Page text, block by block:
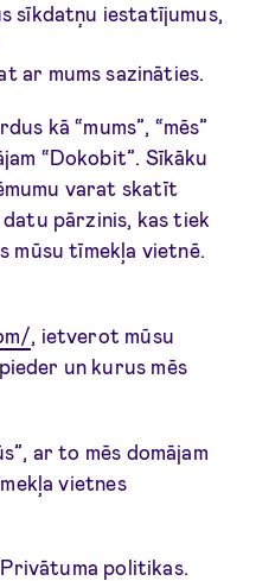
sīkdatņu iestatījumus,
ar mums sazināties.
kā “mums”, “mēs”
“Dokobit”. Sīkāku
varat skatīt
pārzinis, kas tiek
mūsu tīmekļa vietnē.
, ietverot mūsu
un kurus mēs
ar to mēs domājam
vietnes
politikas.